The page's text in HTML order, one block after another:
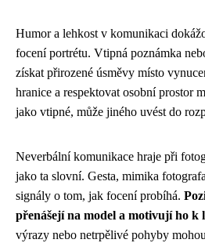
Humor a lehkost v komunikaci
focení portrétu. Vtipná poznámka
získat přirozené úsměvy místo
hranice a respektovat osobní prostor
jako vtipné, může jiného uvést do
Neverbální komunikace hraje při
jako ta slovní. Gesta, mimika
signály o tom, jak focení probíhá.
přenášejí na model a motivují ho k
výrazy nebo netrpělivé pohyby